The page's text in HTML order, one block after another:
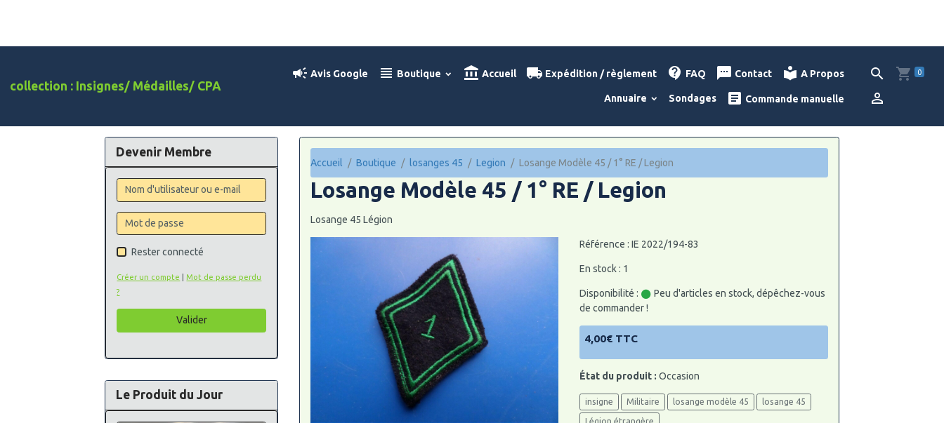
collection : Insignes/ Médailles/ CPA
Avis Google Boutique Accueil Expédition / règlement FAQ Contact A Propos
Annuaire Sondages Commande manuelle
0
Accueil Boutique losanges 45 Legion Losange Modèle 45 / 1° RE / Legion
Losange Modèle 45 / 1° RE / Legion
Losange 45 Légion
Référence : IE 2022/194-83
En stock : 1
Disponibilité :
Peu d'articles en stock, dépêchez-vous
de commander !
4,00€ TTC
État du produit : Occasion
insigne Militaire losange modèle 45 losange 45
Légion étrangère
Devenir Membre
Rester connecté
Créer un compte
Mot de passe perdu
?
Valider
Le Produit du Jour